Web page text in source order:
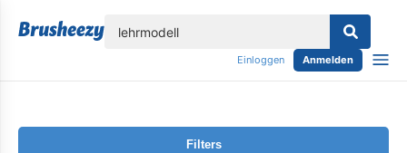
Einloggen Anmelden
Filters